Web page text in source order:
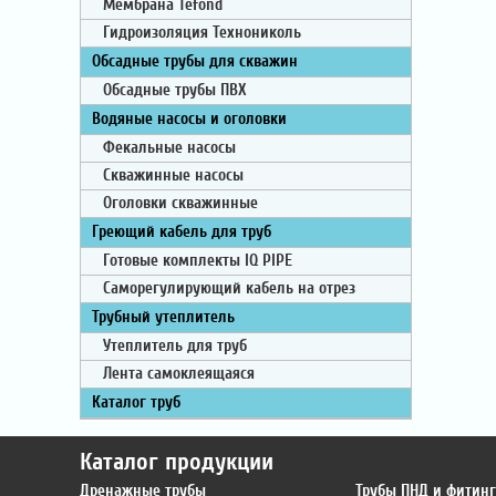
Мембрана Tefond
Гидроизоляция Технониколь
Обсадные трубы для скважин
Обсадные трубы ПВХ
Водяные насосы и оголовки
Фекальные насосы
Скважинные насосы
Оголовки скважинные
Греющий кабель для труб
Готовые комплекты IQ PIPE
Саморегулирующий кабель на отрез
Трубный утеплитель
Утеплитель для труб
Лента самоклеящаяся
Каталог труб
Каталог продукции
Дренажные трубы Трубы ПНД и